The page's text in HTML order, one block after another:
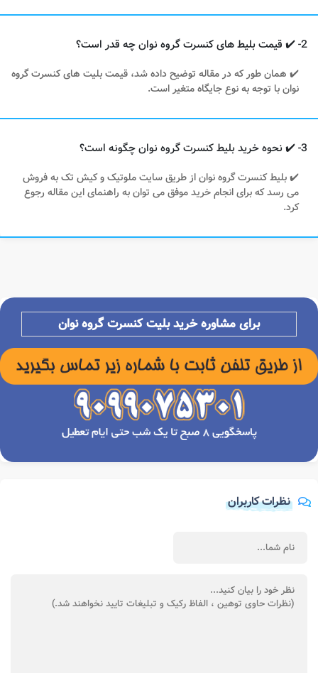
2- ✔️ قیمت بلیط های کنسرت گروه نوان چه قدر است؟
✔️ همان طور که در مقاله توضیح داده شد، قیمت بلیت های کنسرت گروه
نوان با توجه به نوع جایگاه متغیر است.
3- ✔️ نحوه خرید بلیط کنسرت گروه نوان چگونه است؟
✔️ بلیط کنسرت گروه نوان از طریق سایت ملوتیک و کیش تک به فروش
می رسد که برای انجام خرید موفق می توان به راهنمای این مقاله رجوع
کرد.
برای مشاوره خرید بلیت کنسرتگروهنوان
نظرات کاربران